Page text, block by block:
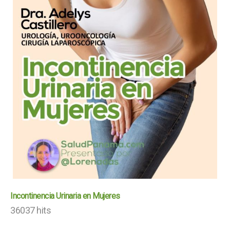
Incontinencia Urinaria en Mujeres
36037 hits